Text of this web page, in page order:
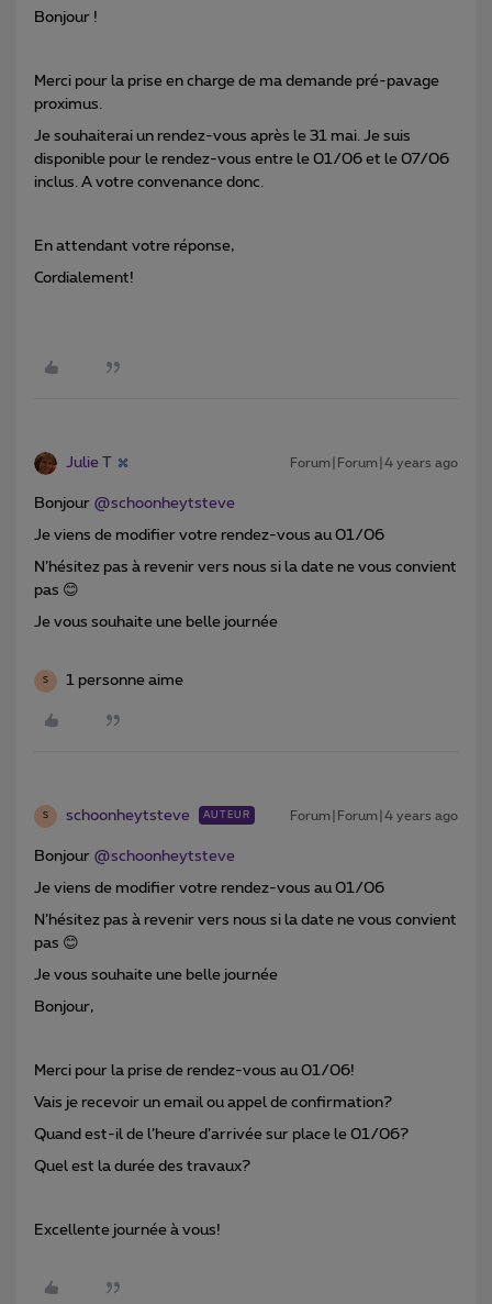
Bonjour !
Merci pour la prise en charge de ma demande pré-pavage
proximus.
Je souhaiterai un rendez-vous après le 31 mai. Je suis
disponible pour le rendez-vous entre le 01/06 et le 07/06
inclus. A votre convenance donc.
En attendant votre réponse,
Cordialement!
Julie T Forum|Forum|4 years ago
Bonjour @schoonheytsteve
Je viens de modifier votre rendez-vous au 01/06
N’hésitez pas à revenir vers nous si la date ne vous convient
pas 😊
Je vous souhaite une belle journée
S 1 personne aime
S schoonheytsteve AUTEUR Forum|Forum|4 years ago
Bonjour @schoonheytsteve
Je viens de modifier votre rendez-vous au 01/06
N’hésitez pas à revenir vers nous si la date ne vous convient
pas 😊
Je vous souhaite une belle journée
Bonjour,
Merci pour la prise de rendez-vous au 01/06!
Vais je recevoir un email ou appel de confirmation?
Quand est-il de l’heure d’arrivée sur place le 01/06?
Quel est la durée des travaux?
Excellente journée à vous!